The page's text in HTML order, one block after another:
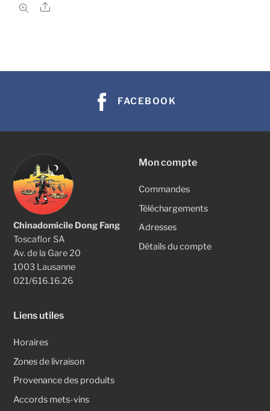
Share
FACEBOOK
Chinadomicile Dong Fang
Toscaflor SA
Av. de la Gare 20
1003 Lausanne
021/616.16.26
Mon compte
Commandes
Téléchargements
Adresses
Détails du compte
Liens utiles
Horaires
Zones de livraison
Provenance des produits
Accords mets-vins